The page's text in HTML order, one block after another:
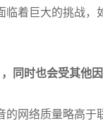
临着巨大的挑战，
同时也会受其他
的网络质量略高于